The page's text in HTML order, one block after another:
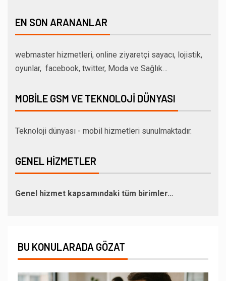
EN SON ARANANLAR
webmaster hizmetleri, online ziyaretçi sayacı, lojistik,
oyunlar, facebook, twitter, Moda ve Sağlık…
MOBILE GSM VE TEKNOLOJI DÜNYASI
Teknoloji dünyası - mobil hizmetleri sunulmaktadır.
GENEL HIZMETLER
Genel hizmet kapsamındaki tüm birimler…
BU KONULARADA GÖZAT